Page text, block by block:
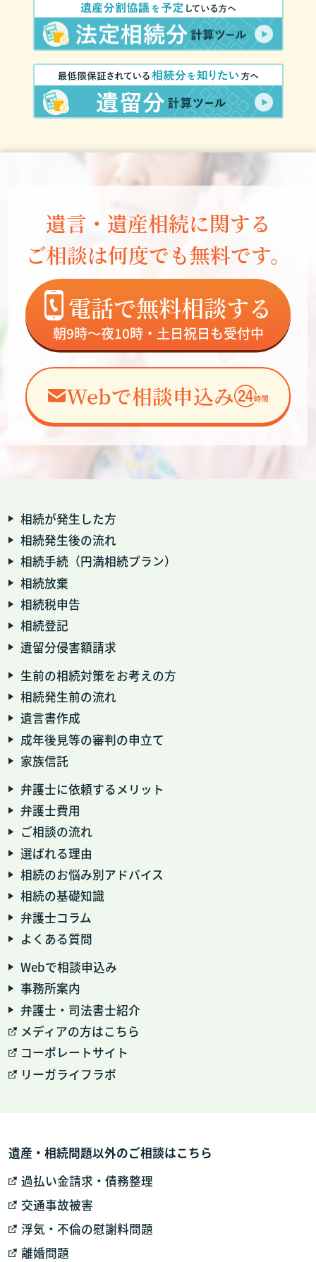
遺言・遺産相続に関する
ご相談は何度でも無料です。
電話で無料相談する
朝9時～夜10時・土日祝日も受付中
Webで相談申込み
相続が発生した方
相続発生後の流れ
相続手続（円満相続プラン）
相続放棄
相続税申告
相続登記
遺留分侵害額請求
生前の相続対策をお考えの方
相続発生前の流れ
遺言書作成
成年後見等の審判の申立て
家族信託
弁護士に依頼するメリット
弁護士費用
ご相談の流れ
選ばれる理由
相続のお悩み別アドバイス
相続の基礎知識
弁護士コラム
よくある質問
Webで相談申込み
事務所案内
弁護士・司法書士紹介
メディアの方はこちら
コーポレートサイト
リーガライフラボ
遺産・相続問題以外のご相談はこちら
過払い金請求・債務整理
交通事故被害
浮気・不倫の慰謝料問題
離婚問題